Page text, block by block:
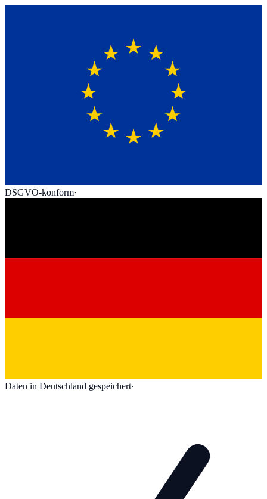
DSGVO-konform·
Daten in Deutschland gespeichert·